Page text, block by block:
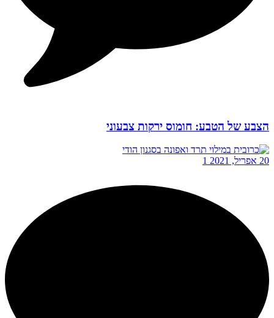
הצבע של הטבע: חומוס ירקות צבעוני
20 אפריל, 2021 1